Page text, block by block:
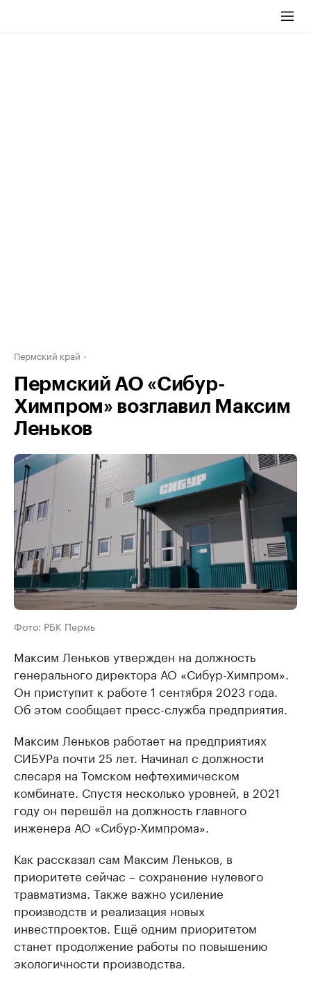
Пермский край
Пермский АО «Сибур-
Химпром» возглавил Максим
Леньков
Фото: РБК Пермь
Максим Леньков утвержден на должность
генерального директора АО «Сибур-Химпром».
Он приступит к работе 1 сентября 2023 года.
Об этом сообщает пресс-служба предприятия.
Максим Леньков работает на предприятиях
СИБУРа почти 25 лет. Начинал с должности
слесаря на Томском нефтехимическом
комбинате. Спустя несколько уровней, в 2021
году он перешёл на должность главного
инженера АО «Сибур-Химпрома».
Как рассказал сам Максим Леньков, в
приоритете сейчас – сохранение нулевого
травматизма. Также важно усиление
производств и реализация новых
инвестпроектов. Ещё одним приоритетом
станет продолжение работы по повышению
экологичности производства.